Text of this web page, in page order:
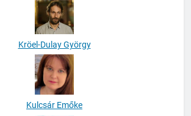
Kröel-Dulay György
Kulcsár Emőke